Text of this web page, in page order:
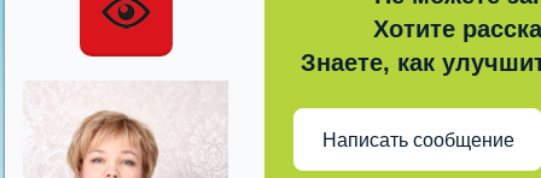
Хотите
Знаете, как
Написать сообщение